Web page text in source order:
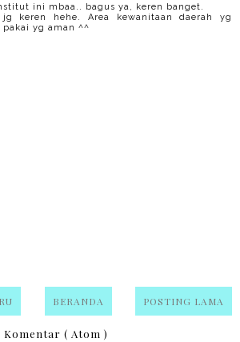
ini mbaa.. bagus ya, keren banget.
keren hehe. Area kewanitaan daerah yg
yg aman ^^
POSTING LAMA
BERANDA
Komentar ( Atom )